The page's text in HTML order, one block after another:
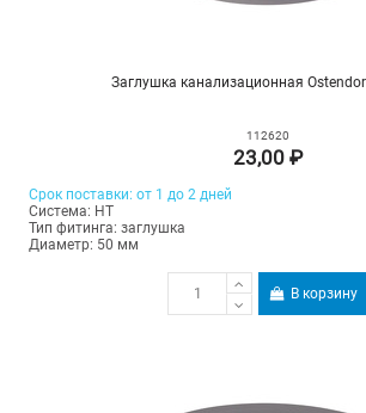
Заглушка канализационная
112620
23,00 ₽
Срок поставки: от 1 до 2 дней
Система: HT
Тип фитинга: заглушка
Диаметр: 50 мм
В корзину